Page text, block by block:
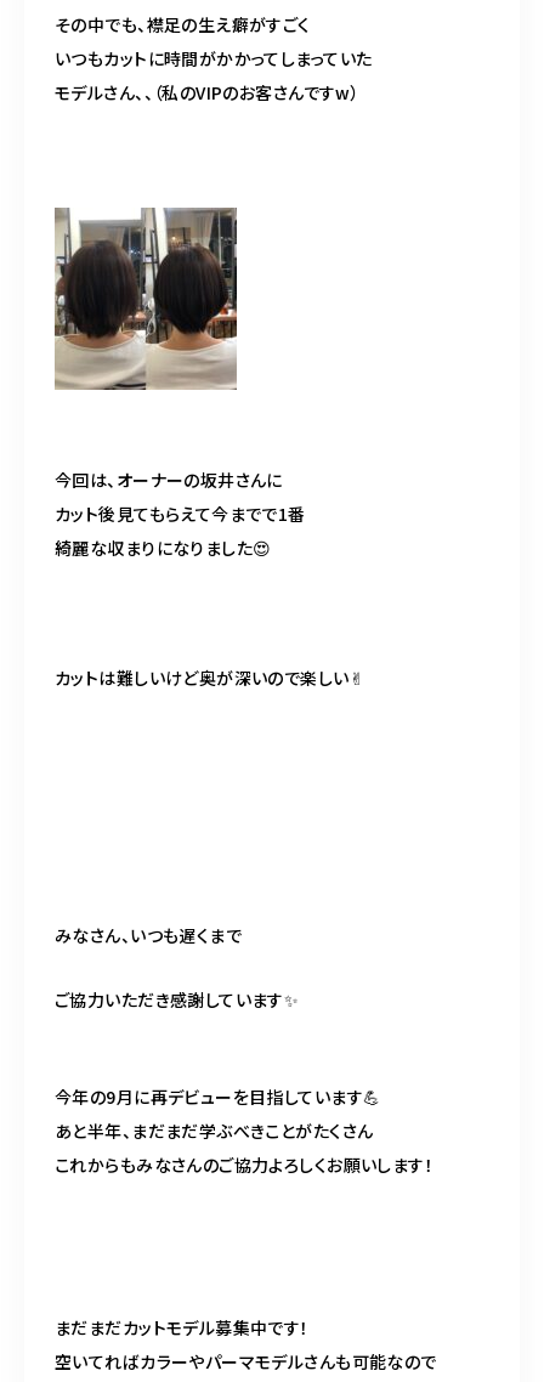
その中でも、襟足の生え癖がすごく
いつもカットに時間がかかってしまっていた
モデルさん、、（私のVIPのお客さんですw）
今回は、オーナーの坂井さんに
カット後見てもらえて今までで1番
綺麗な収まりになりました😍
カットは難しいけど奥が深いので楽しい✌︎
みなさん、いつも遅くまで
ご協力いただき感謝しています✨
今年の9月に再デビューを目指しています💪
あと半年、まだまだ学ぶべきことがたくさん
これからもみなさんのご協力よろしくお願いします！
まだまだカットモデル募集中です！
空いてればカラーやパーマモデルさんも可能なので